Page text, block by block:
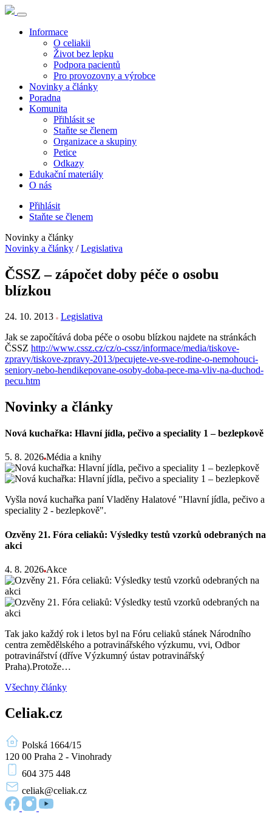
Informace
O celiakii
Život bez lepku
Podpora pacientů
Pro provozovny a výrobce
Novinky a články
Poradna
Komunita
Přihlásit se
Staňte se členem
Organizace a skupiny
Petice
Odkazy
Edukační materiály
O nás
Přihlásit
Staňte se členem
Novinky a články
Novinky a články / Legislativa
ČSSZ – zápočet doby péče o osobu
blízkou
24. 10. 2013
Legislativa
Jak se započítává doba péče o osobu blízkou najdete na stránkách
ČSSZ http://www.cssz.cz/cz/o-cssz/informace/media/tiskove-
zpravy/tiskove-zpravy-2013/pecujete-ve-sve-rodine-o-nemohouci-
seniory-nebo-hendikepovane-osoby-doba-pece-ma-vliv-na-duchod-
pecu.htm
Novinky a články
Nová kuchařka: Hlavní jídla, pečivo a speciality 1 – bezlepkově
5. 8. 2026 Média a knihy
Vyšla nová kuchařka paní Vladěny Halatové "Hlavní jídla, pečivo a
speciality 2 - bezlepkově".
Ozvěny 21. Fóra celiaků: Výsledky testů vzorků odebraných na
akci
4. 8. 2026 Akce
Tak jako každý rok i letos byl na Fóru celiaků stánek Národního
centra zemědělského a potravinářského výzkumu, vvi, Odbor
potravinářství (dříve Výzkumný ústav potravinářský
Praha).Protože…
Všechny články
Celiak.cz
Polská 1664/15
120 00 Praha 2 - Vinohrady
604 375 448
celiak@celiak.cz